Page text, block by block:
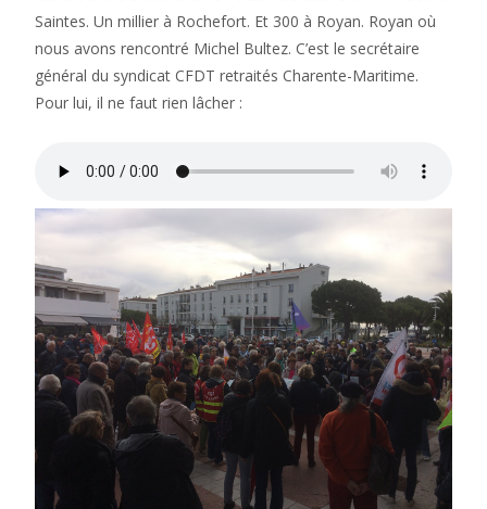
Saintes. Un millier à Rochefort. Et 300 à Royan. Royan où
nous avons rencontré Michel Bultez. C’est le secrétaire
général du syndicat CFDT retraités Charente-Maritime.
Pour lui, il ne faut rien lâcher :